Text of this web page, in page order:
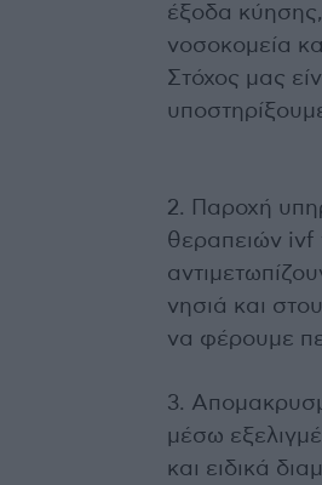
έξοδα
νοσοκομεία
Στόχος μας
2. Παροχή
θεραπειών ivf
νησιά και
να φέρουμε
3.
μέσω
και ειδικά